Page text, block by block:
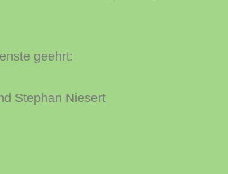
geehrt:
Stephan Niesert